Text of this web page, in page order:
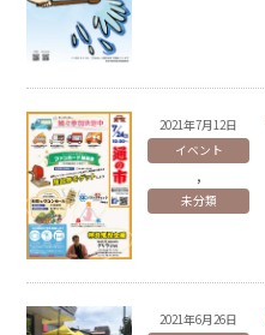
2021年7月12日
イベント
,
未分類
2021年6月26日